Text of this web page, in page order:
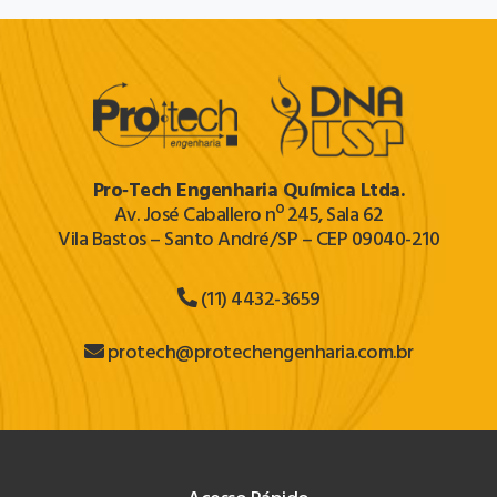
Pro‐Tech Engenharia Química Ltda.
Av. José Caballero nº 245, Sala 62
Vila Bastos – Santo André/SP – CEP 09040-210
(11) 4432-3659
protech@protechengenharia.com.br